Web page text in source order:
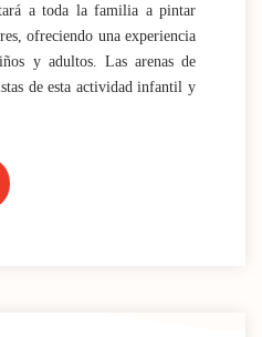
a toda la familia a pintar
ofreciendo una experiencia
y adultos. Las arenas de
de esta actividad infantil y